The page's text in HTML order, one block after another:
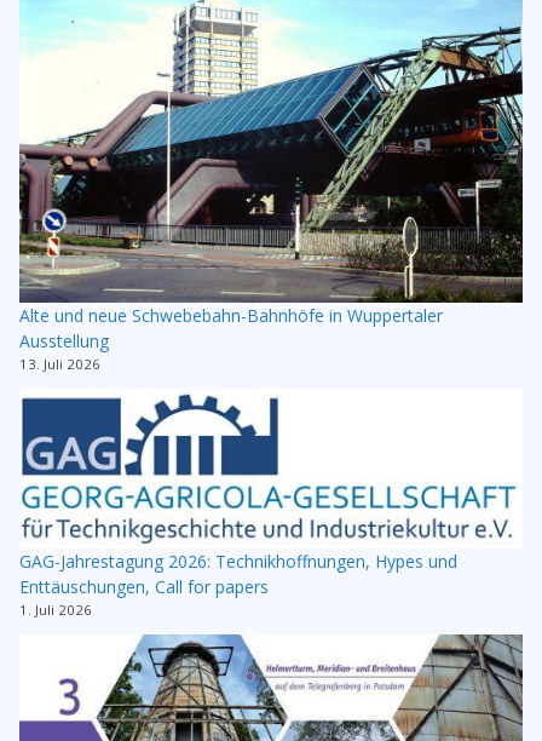
Alte und neue Schwebebahn-Bahnhöfe in Wuppertaler
Ausstellung
13. Juli 2026
GAG-Jahrestagung 2026: Technikhoffnungen, Hypes und
Enttäuschungen, Call for papers
1. Juli 2026